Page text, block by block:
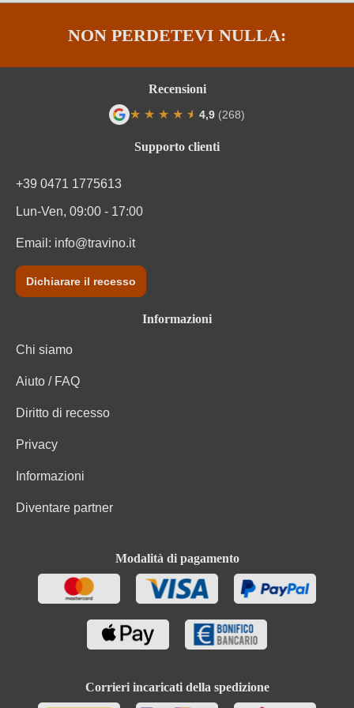
NON PERDETEVI NULLA:
Supporto clienti
+39 0471 1775613
Lun-Ven, 09:00 - 17:00
Email: info@travino.it
Dichiarare il recesso
Informazioni
Chi siamo
Aiuto / FAQ
Diritto di recesso
Privacy
Informazioni
Diventare partner
Modalità di pagamento
Corrieri incaricati della spedizione
Recensioni
★ ★ ★ ★ ★
★ 4,9 (268)